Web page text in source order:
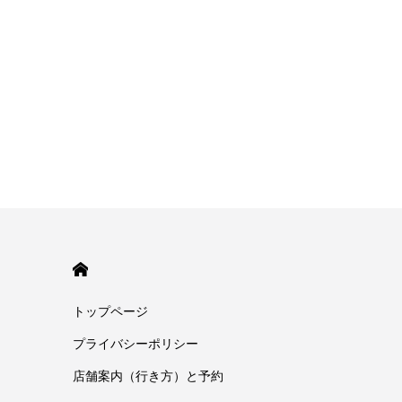
トップページ
プライバシーポリシー
店舗案内（行き方）と予約